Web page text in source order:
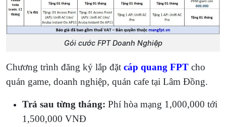
Gói cước FPT Doanh Nghiệp
Chương trình đăng ký lắp đặt cáp quang FPT cho
quán game, doanh nghiệp, quán cafe tại Lâm Đồng.
Trả sau từng tháng: Phí hòa mạng 1,000,000 tới
1,500,000 VNĐ